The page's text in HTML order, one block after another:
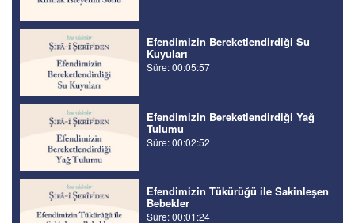
Efendimizin Bereketlendirdiği Su
Kuyuları
Süre: 00:05:57
Efendimizin Bereketlendirdiği Yağ
Tulumu
Süre: 00:02:52
Efendimizin Tükürüğü ile Sakinleşen
Bebekler
Süre: 00:01:24